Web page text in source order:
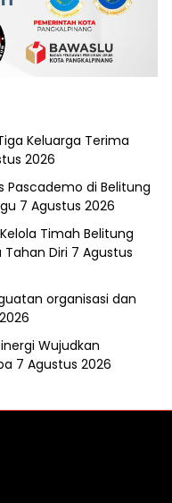
Tiga Keluarga Terima
2026
Pascademo di Belitung
7 Agustus 2026
Timah Belitung
Diri 7 Agustus
organisasi dan
Wujudkan
7 Agustus 2026